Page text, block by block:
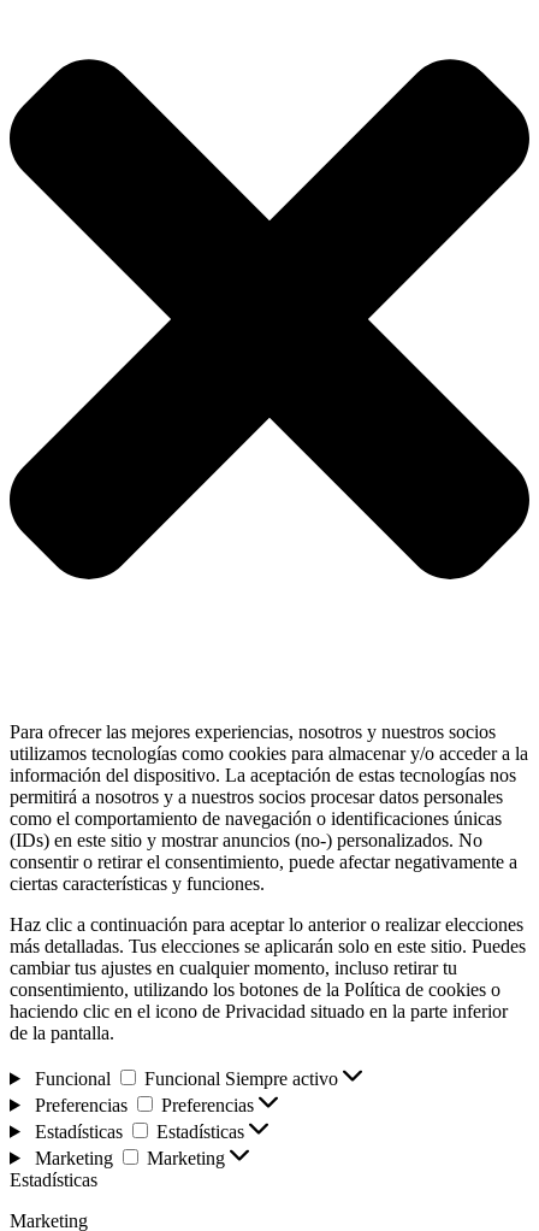
Para ofrecer las mejores experiencias, nosotros y nuestros socios
utilizamos tecnologías como cookies para almacenar y/o acceder a la
información del dispositivo. La aceptación de estas tecnologías nos
permitirá a nosotros y a nuestros socios procesar datos personales
como el comportamiento de navegación o identificaciones únicas
(IDs) en este sitio y mostrar anuncios (no-) personalizados. No
consentir o retirar el consentimiento, puede afectar negativamente a
ciertas características y funciones.
Haz clic a continuación para aceptar lo anterior o realizar elecciones
más detalladas. Tus elecciones se aplicarán solo en este sitio. Puedes
cambiar tus ajustes en cualquier momento, incluso retirar tu
consentimiento, utilizando los botones de la Política de cookies o
haciendo clic en el icono de Privacidad situado en la parte inferior
de la pantalla.
Funcional Funcional Siempre activo
Preferencias
Preferencias
Estadísticas
Estadísticas
Marketing
Marketing
Estadísticas
Marketing